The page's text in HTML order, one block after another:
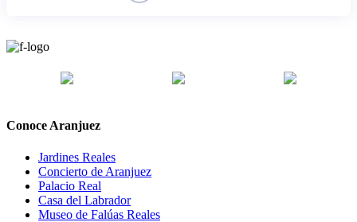
Conoce Aranjuez
Jardines Reales
Concierto de Aranjuez
Palacio Real
Casa del Labrador
Museo de Falúas Reales